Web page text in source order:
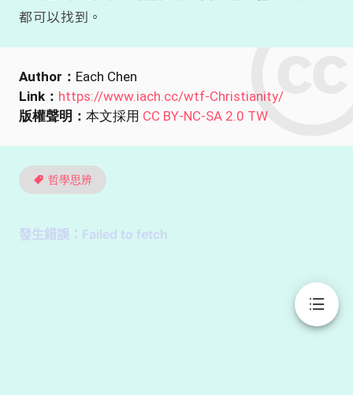
都可以找到。
Author： Each Chen
Link： https://www.iach.cc/wtf-Christianity/
版權聲明： 本文採用 CC BY-NC-SA 2.0 TW
哲學思辨